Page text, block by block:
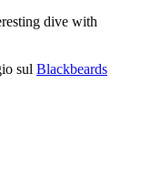
dive with
sul Blackbeards